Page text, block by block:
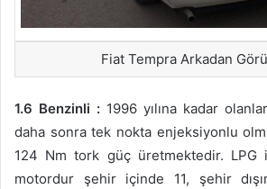
Fiat Tempra Arkadan
1.6 Benzinli : 1996 yılına kadar
daha sonra tek nokta enjeksiyonlu
124 Nm tork güç üretmektedir.
motordur şehir içinde 11, şehir